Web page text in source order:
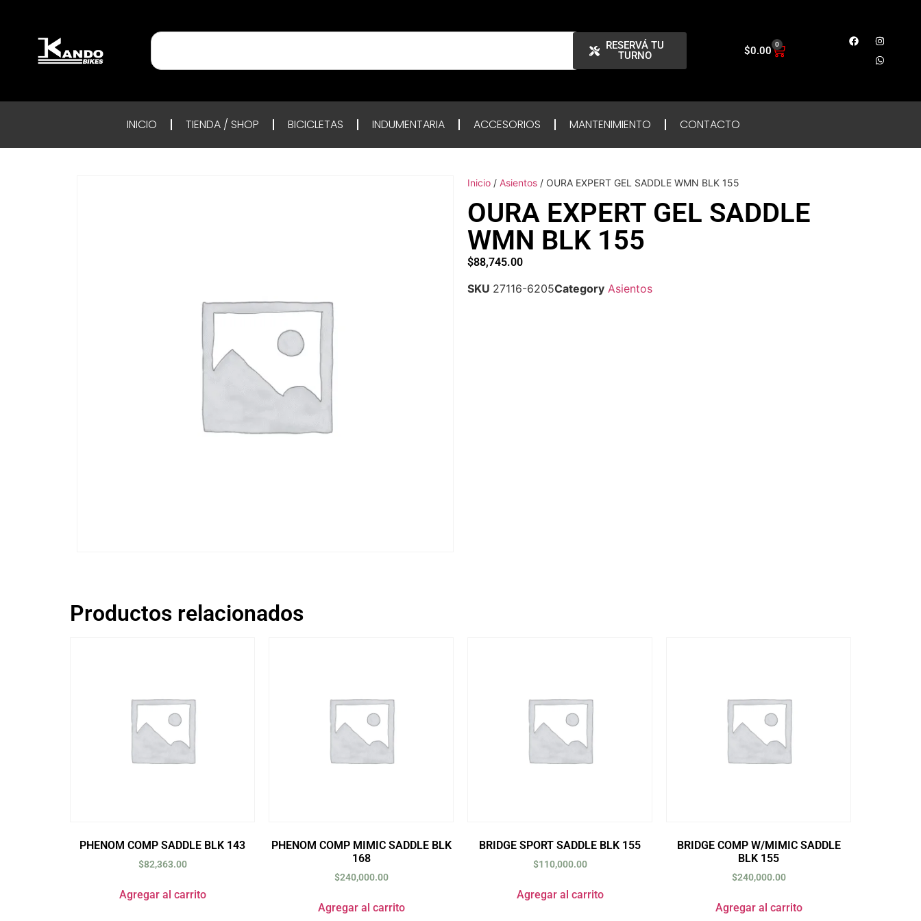
RESERVÁ TU
TURNO
$0.00 0
INICIO TIENDA / SHOP BICICLETAS INDUMENTARIA ACCESORIOS MANTENIMIENTO CONTACTO
Inicio / Asientos / OURA EXPERT GEL SADDLE WMN BLK 155
OURA EXPERT GEL SADDLE
WMN BLK 155
$88,745.00
SKU 27116-6205Category Asientos
Productos relacionados
PHENOM COMP SADDLE BLK 143
$82,363.00
Agregar al carrito
PHENOM COMP MIMIC SADDLE BLK
168
$240,000.00
Agregar al carrito
BRIDGE SPORT SADDLE BLK 155
$110,000.00
Agregar al carrito
BRIDGE COMP W/MIMIC SADDLE
BLK 155
$240,000.00
Agregar al carrito